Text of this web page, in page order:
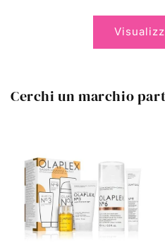
Cerchi un marchio